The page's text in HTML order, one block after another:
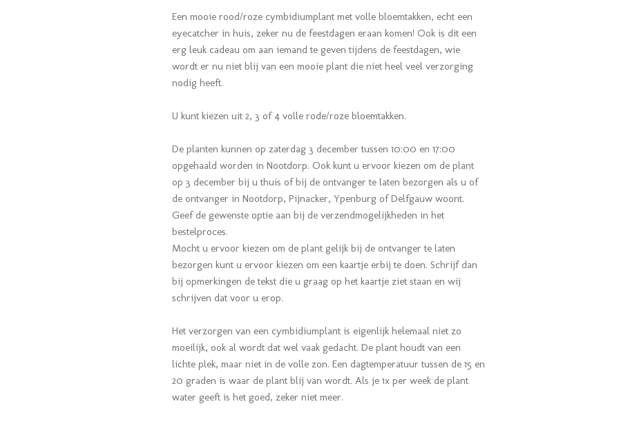
Een mooie rood/roze cymbidiumplant met volle bloemtakken, echt een
eyecatcher in huis, zeker nu de feestdagen eraan komen! Ook is dit een
erg leuk cadeau om aan iemand te geven tijdens de feestdagen, wie
wordt er nu niet blij van een mooie plant die niet heel veel verzorging
nodig heeft.
U kunt kiezen uit 2, 3 of 4 volle rode/roze bloemtakken.
De planten kunnen op zaterdag 3 december tussen 10:00 en 17:00
opgehaald worden in Nootdorp. Ook kunt u ervoor kiezen om de plant
op 3 december bij u thuis of bij de ontvanger te laten bezorgen als u of
de ontvanger in Nootdorp, Pijnacker, Ypenburg of Delfgauw woont.
Geef de gewenste optie aan bij de verzendmogelijkheden in het
bestelproces.
Mocht u ervoor kiezen om de plant gelijk bij de ontvanger te laten
bezorgen kunt u ervoor kiezen om een kaartje erbij te doen. Schrijf dan
bij opmerkingen de tekst die u graag op het kaartje ziet staan en wij
schrijven dat voor u erop.
Het verzorgen van een cymbidiumplant is eigenlijk helemaal niet zo
moeilijk, ook al wordt dat wel vaak gedacht. De plant houdt van een
lichte plek, maar niet in de volle zon. Een dagtemperatuur tussen de 15 en
20 graden is waar de plant blij van wordt. Als je 1x per week de plant
water geeft is het goed, zeker niet meer.